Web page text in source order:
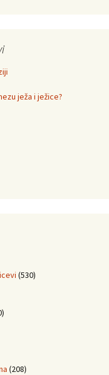
ježa i ježice?
(530)
(208)